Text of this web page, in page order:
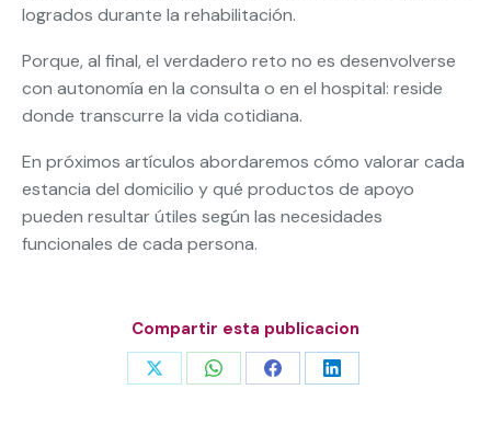
logrados durante la rehabilitación.
Porque, al final, el verdadero reto no es desenvolverse
con autonomía en la consulta o en el hospital: reside
donde transcurre la vida cotidiana.
En próximos artículos abordaremos cómo valorar cada
estancia del domicilio y qué productos de apoyo
pueden resultar útiles según las necesidades
funcionales de cada persona.
Compartir esta publicacion
Share Share Share Share